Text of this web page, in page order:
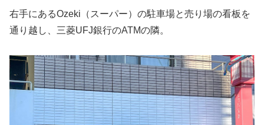
右手にあるOzeki（スーパー）の駐車場と売り場の看板を
通り越し、三菱UFJ銀行のATMの隣。